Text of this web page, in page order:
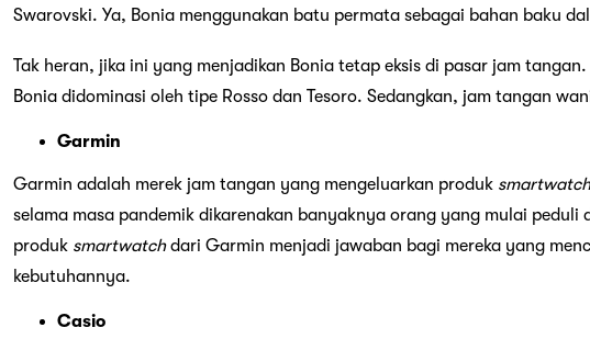
Swarovski. Ya, Bonia menggunakan batu permata sebagai bahan baku
Tak heran, jika ini yang menjadikan Bonia tetap eksis di pasar jam
Bonia didominasi oleh tipe Rosso dan Tesoro. Sedangkan, jam tangan
Garmin
Garmin adalah merek jam tangan yang mengeluarkan produk smartwatch
selama masa pandemik dikarenakan banyaknya orang yang mulai peduli
produk smartwatchdari Garmin menjadi jawaban bagi mereka yang
kebutuhannya.
Casio